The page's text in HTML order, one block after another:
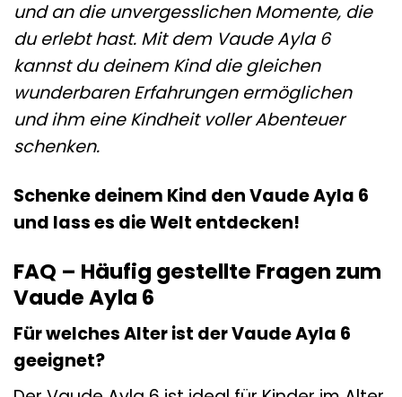
und an die unvergesslichen Momente, die
du erlebt hast. Mit dem Vaude Ayla 6
kannst du deinem Kind die gleichen
wunderbaren Erfahrungen ermöglichen
und ihm eine Kindheit voller Abenteuer
schenken.
Schenke deinem Kind den Vaude Ayla 6
und lass es die Welt entdecken!
FAQ – Häufig gestellte Fragen zum
Vaude Ayla 6
Für welches Alter ist der Vaude Ayla 6
geeignet?